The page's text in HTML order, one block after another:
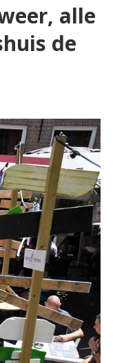
alle
de